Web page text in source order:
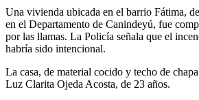
Una vivienda ubicada en el barrio Fátima,
en el Departamento de Canindeyú, fue
por las llamas. La Policía señala que el
habría sido intencional.
La casa, de material cocido y techo de
Luz Clarita Ojeda Acosta, de 23 años.